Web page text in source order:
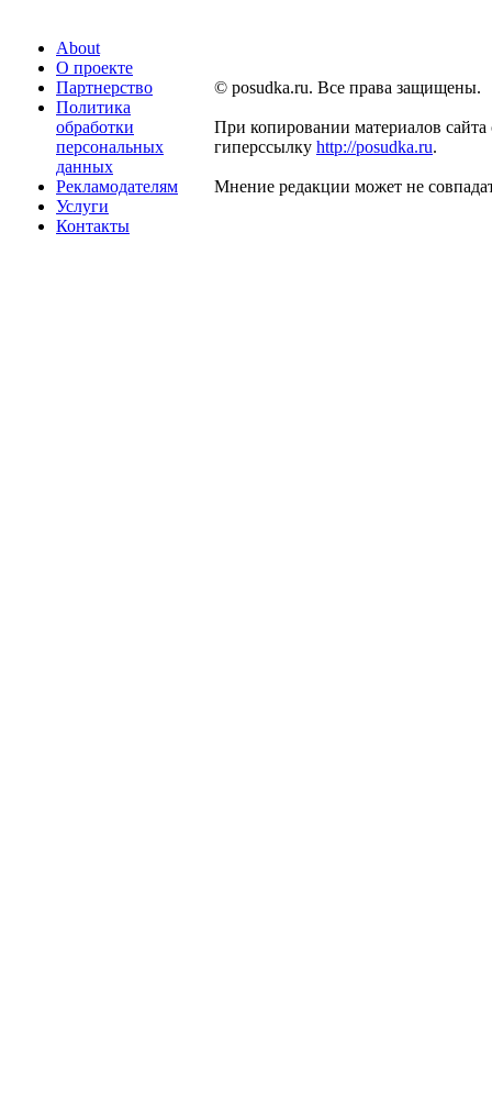
About
О проекте
Партнерство
Политика
обработки
персональных
данных
Рекламодателям
Услуги
Контакты
© posudka.ru. Все права защищены.
При копировании материалов сайта
гиперссылку http://posudka.ru.
Мнение редакции может не